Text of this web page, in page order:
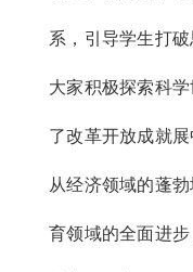
系，引导学生打
大家积极探索科
了改革开放成就
从经济领域的蓬
育领域的全面进